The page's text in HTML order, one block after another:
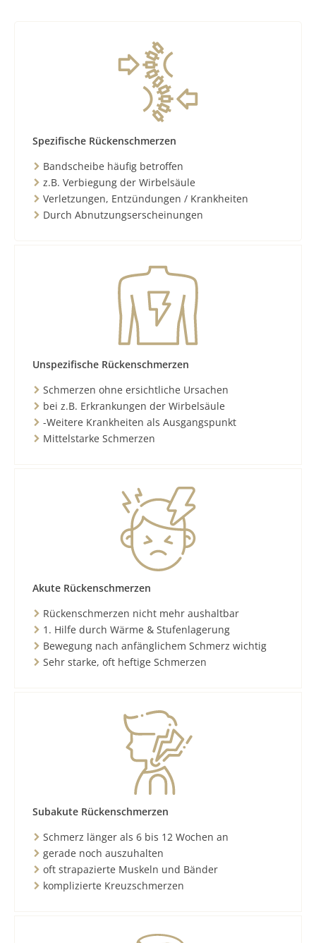
Spezifische Rückenschmerzen
Bandscheibe häufig betroffen
z.B. Verbiegung der Wirbelsäule
Verletzungen, Entzündungen / Krankheiten
Durch Abnutzungserscheinungen
Unspezifische Rückenschmerzen
Schmerzen ohne ersichtliche Ursachen
bei z.B. Erkrankungen der Wirbelsäule
-Weitere Krankheiten als Ausgangspunkt
Mittelstarke Schmerzen
Akute Rückenschmerzen
Rückenschmerzen nicht mehr aushaltbar
1. Hilfe durch Wärme & Stufenlagerung
Bewegung nach anfänglichem Schmerz wichtig
Sehr starke, oft heftige Schmerzen
Subakute Rückenschmerzen
Schmerz länger als 6 bis 12 Wochen an
gerade noch auszuhalten
oft strapazierte Muskeln und Bänder
komplizierte Kreuzschmerzen